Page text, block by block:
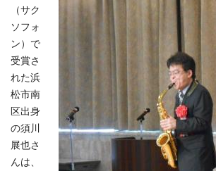
（サク
ソフォ
ン）で
受賞さ
れた浜
松市南
区出身
の須川
展也さ
んは、